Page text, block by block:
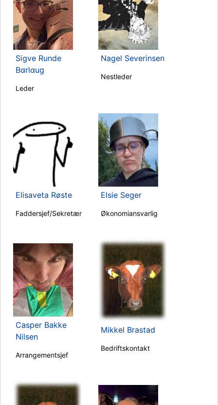
Sigve Runde
Bαrlαug
Leder
Nagel Severinsen
Nestleder
Elisaveta Røste
Faddersjef/Sekretær
Elsie Seger
Økonomiansvarlig
Casper Bakke
Nilsen
Arrangementsjef
Mikkel Brastad
Bedriftskontakt